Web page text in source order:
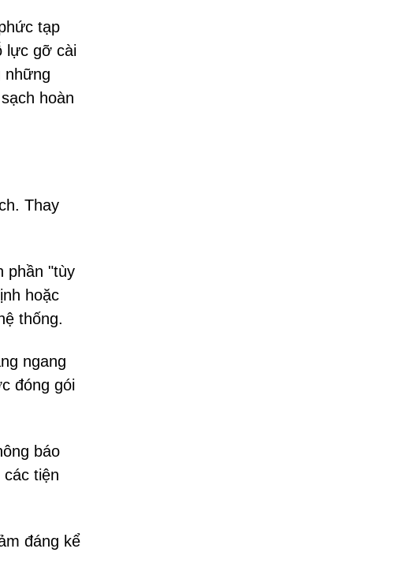
tạp
lực gỡ cài
những
hoàn
Thay
phần "tùy
hoặc
thống.
ngang
đóng gói
báo
tiện
đáng kể